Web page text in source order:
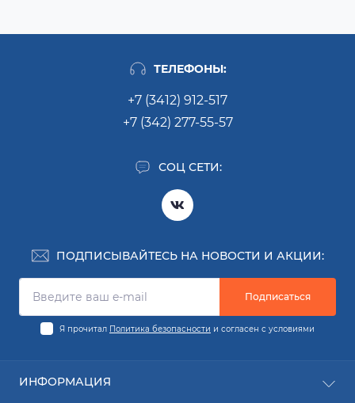
(31054778), LBC435T,
LBC435TARG,
(31054869),
LBC435TOS,
(31054802), LBC44T,
LBC532, LBC532
LBC535TRUS,
(31054877), LBC577T,
LBC577T (31054851),
LBA0400 (31095003),
LBA0400CH,
ТЕЛЕФОНЫ:
+7 (3412) 912-517
+7 (342) 277-55-57
СОЦ СЕТИ:
ПОДПИСЫВАЙТЕСЬ НА НОВОСТИ И АКЦИИ:
Подписаться
Я прочитал Политика безопасности и согласен с условиями
ИНФОРМАЦИЯ